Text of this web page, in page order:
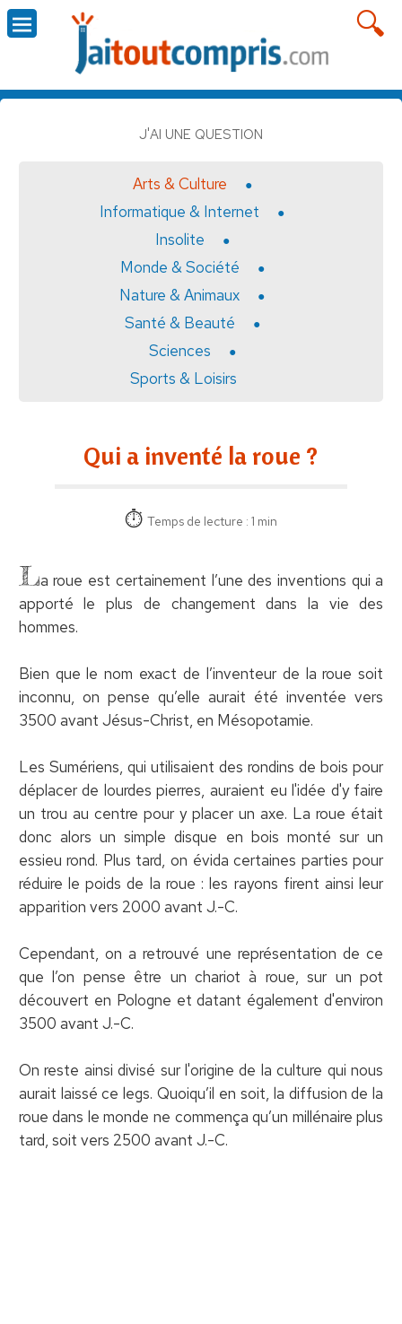
J'AI UNE QUESTION
Arts & Culture
Informatique & Internet
Insolite
Monde & Société
Nature & Animaux
Santé & Beauté
Sciences
Sports & Loisirs
Qui a inventé la roue ?
Temps de lecture : 1 min
La roue est certainement l’une des inventions qui a
apporté le plus de changement dans la vie des
hommes.
Bien que le nom exact de l’inventeur de la roue soit
inconnu, on pense qu’elle aurait été inventée vers
3500 avant Jésus-Christ, en Mésopotamie.
Les Sumériens, qui utilisaient des rondins de bois pour
déplacer de lourdes pierres, auraient eu l'idée d'y faire
un trou au centre pour y placer un axe. La roue était
donc alors un simple disque en bois monté sur un
essieu rond. Plus tard, on évida certaines parties pour
réduire le poids de la roue : les rayons firent ainsi leur
apparition vers 2000 avant J.-C.
Cependant, on a retrouvé une représentation de ce
que l’on pense être un chariot à roue, sur un pot
découvert en Pologne et datant également d'environ
3500 avant J.-C.
On reste ainsi divisé sur l'origine de la culture qui nous
aurait laissé ce legs. Quoiqu’il en soit, la diffusion de la
roue dans le monde ne commença qu’un millénaire plus
tard, soit vers 2500 avant J.-C.